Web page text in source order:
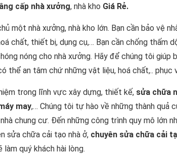
cấp nhà xưởng, nhà kho Giá Rẻ.
một nhà xưởng, nhà kho lớn. Bạn cần bảo vệ
chất, thiết bị, dụng cụ,… Bạn cần chống thấm
nóng cho nhà xưởng. Hãy để chúng tôi giúp
thể an tâm chứ những vật liệu, hoá chất,.. phục
trong lĩnh vực xây dựng, thiết kế, sửa chữa
may,… Chúng tôi tự hào về những thành quả
chung cư. Đến những công trình quy mô lớn
sửa chữa cải tạo nhà ở, chuyên sửa chữa cải
làm quý khách hài lòng.